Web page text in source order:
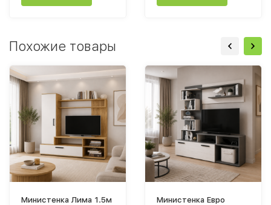
Похожие товары
Министенка Лима 1.5м
Министенка Евро